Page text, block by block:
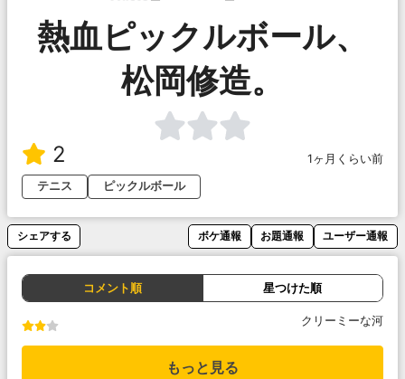
熱血ピックルボール、
松岡修造。
2
1ヶ月くらい前
テニス
ピックルボール
シェアする ボケ通報 お題通報 ユーザー通報
コメント順 星つけた順
クリーミーな河
もっと見る